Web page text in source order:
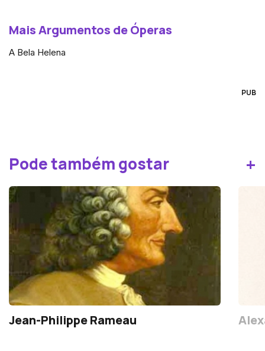
Mais Argumentos de Óperas
A Bela Helena
PUB
Pode também gostar +
Jean-Philippe Rameau